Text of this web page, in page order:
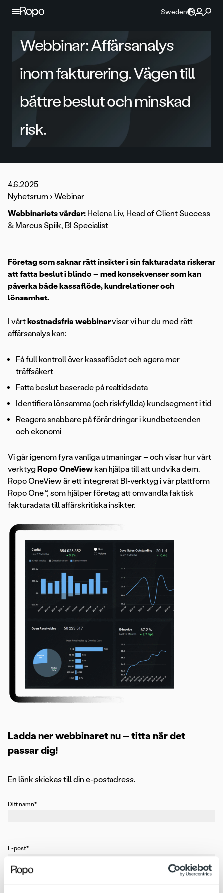
Hoppa till innehållet
Sweden
Webbinar: Affärsanalys
inom fakturering. Vägen till
bättre beslut och minskad
risk.
4.6.2025
Nyhetsrum › Webinar
Webbinariets värdar: Helena Liv, Head of Client Success
& Marcus Spiik, BI Specialist
Företag som saknar rätt insikter i sin fakturadata riskerar
att fatta beslut i blindo – med konsekvenser som kan
påverka både kassaflöde, kundrelationer och
lönsamhet.
I vårt kostnadsfria webbinarvisar vi hur du med rätt
affärsanalys kan:
Få full kontroll över kassaflödet och agera mer
träffsäkert
Fatta beslut baserade på realtidsdata
Identifiera lönsamma (och riskfyllda) kundsegment i tid
Reagera snabbare på förändringar i kundbeteenden
och ekonomi
Vi går igenom fyra vanliga utmaningar – och visar hur vårt
verktyg Ropo OneView kan hjälpa till att undvika dem.
Ropo OneView är ett integrerat BI-verktyg i vår plattform
Ropo One™, som hjälper företag att omvandla faktisk
fakturadata till affärskritiska insikter.
Ladda ner webbinaret nu – titta när det
passar dig!
En länk skickas till din e-postadress.
Ditt namn*
E-post*